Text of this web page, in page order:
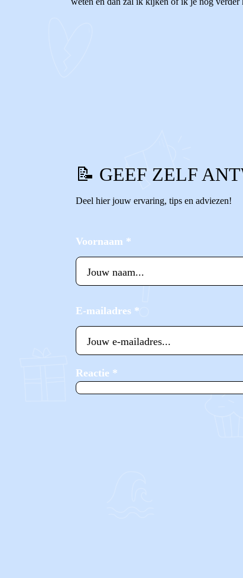
📝 GEEF ZELF
Deel hier jouw ervaring, tips en adviezen!
Voornaam *
E-mailadres *
Reactie *